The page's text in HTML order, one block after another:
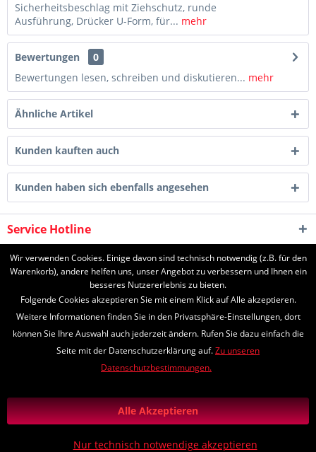
Sicherheitsbeschlag mit Ziehschutz, runde
Ausführung, Drücker U-Form, für... mehr
Bewertungen
0
Bewertungen lesen, schreiben und diskutieren... mehr
Ähnliche Artikel
Kunden kauften auch
Kunden haben sich ebenfalls angesehen
Service Hotline
Shop Service
* Alle Preise inkl. gesetzl. Mehrwertsteuer zzgl.Versandkosten
Nachnahmegebühren, wenn nicht anders beschrieben
*Lieferzeiten
Zahlungs- und Versandinformationen
Diese Seite ist geschützt durch reCAPTCHA, die Google
Realisiert mit Shopware
Wir verwenden Cookies. Einige davon sind technisch notwendig (z.B. für den
Warenkorb), andere helfen uns, unser Angebot zu verbessern und Ihnen ein
besseres Nutzererlebnis zu bieten.
Folgende Cookies akzeptieren Sie mit einem Klick auf Alle akzeptieren.
Weitere Informationen finden Sie in den Privatsphäre-Einstellungen, dort
können Sie Ihre Auswahl auch jederzeit ändern. Rufen Sie dazu einfach die
Seite mit der Datenschutzerklärung auf.Zu unseren
Datenschutzbestimmungen.
Nur technisch notwendige akzeptieren
Alle Akzeptieren